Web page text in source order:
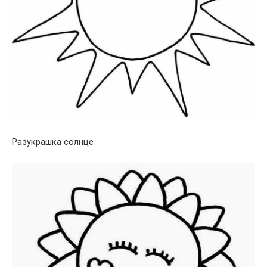
Разукрашка солнце